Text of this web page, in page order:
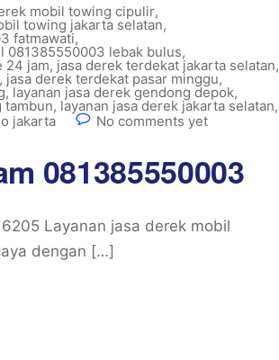
mobil towing cipulir,
towing jakarta selatan,
fatmawati,
081385550003 lebak bulus,
24 jam, jasa derek terdekat jakarta selatan,
, jasa derek terdekat pasar minggu,
, layanan jasa derek gendong depok,
tambun, layanan jasa derek jakarta selatan,
jakarta No comments yet
081385550003
Layanan jasa derek mobil
dengan […]